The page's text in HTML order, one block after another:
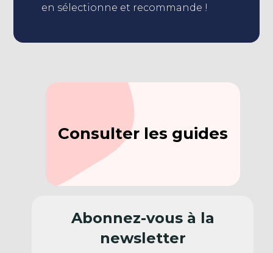
en sélectionne et recommande !
Consulter les guides
Abonnez-vous à la
newsletter